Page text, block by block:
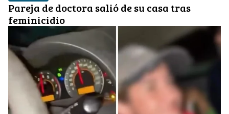
Pareja de doctora salió de su casa tras
feminicidio